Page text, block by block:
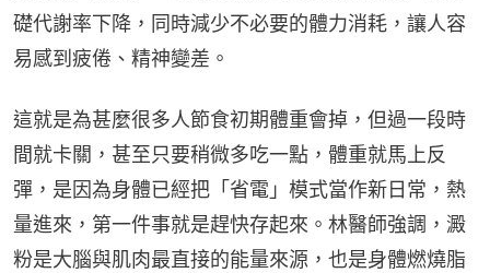
礎代謝率下降，同時減少不必要的體力消耗，讓人容
易感到疲倦、精神變差。
這就是為甚麼很多人節食初期體重會掉，但過一段時
間就卡關，甚至只要稍微多吃一點，體重就馬上反
彈，是因為身體已經把「省電」模式當作新日常，熱
量進來，第一件事就是趕快存起來。林醫師強調，澱
粉是大腦與肌肉最直接的能量來源，也是身體燃燒脂